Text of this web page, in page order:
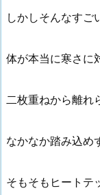
しかしそんなすご
体が本当に寒さに
二枚重ねから離れ
なかなか踏み込め
そもそもヒートテ